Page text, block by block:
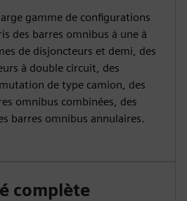
gamme de configurations
des barres omnibus à une à
de disjoncteurs et demi, des
à double circuit, des
de type camion, des
omnibus combinées, des
barres omnibus annulaires.
complète